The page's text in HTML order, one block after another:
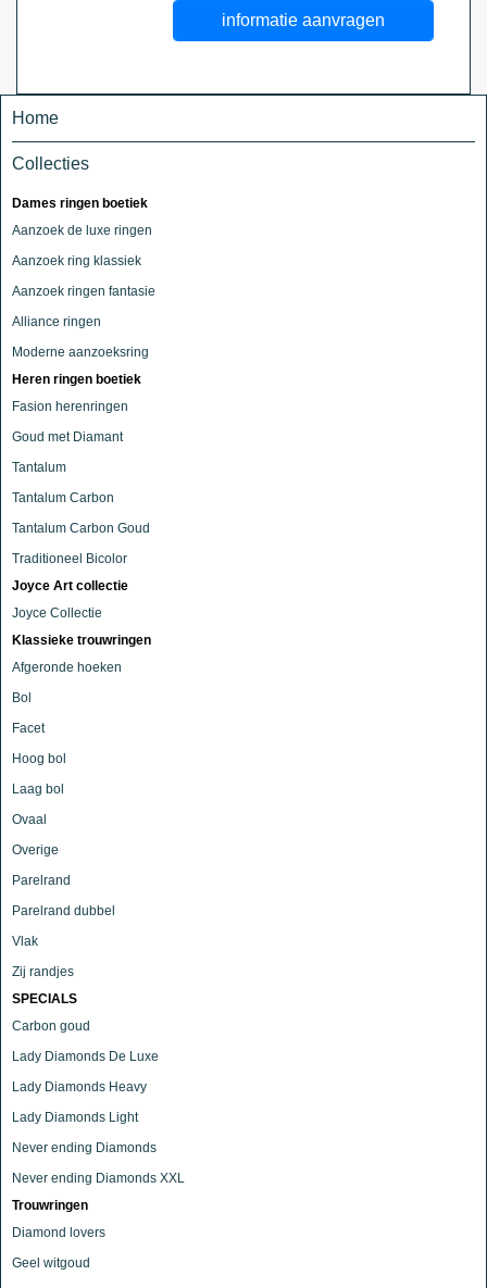
Home
Collecties
Dames ringen boetiek
Aanzoek de luxe ringen
Aanzoek ring klassiek
Aanzoek ringen fantasie
Alliance ringen
Moderne aanzoeksring
Heren ringen boetiek
Fasion herenringen
Goud met Diamant
Tantalum
Tantalum Carbon
Tantalum Carbon Goud
Traditioneel Bicolor
Joyce Art collectie
Joyce Collectie
Klassieke trouwringen
Afgeronde hoeken
Bol
Facet
Hoog bol
Laag bol
Ovaal
Overige
Parelrand
Parelrand dubbel
Vlak
Zij randjes
SPECIALS
Carbon goud
Lady Diamonds De Luxe
Lady Diamonds Heavy
Lady Diamonds Light
Never ending Diamonds
Never ending Diamonds XXL
Trouwringen
Diamond lovers
Geel witgoud